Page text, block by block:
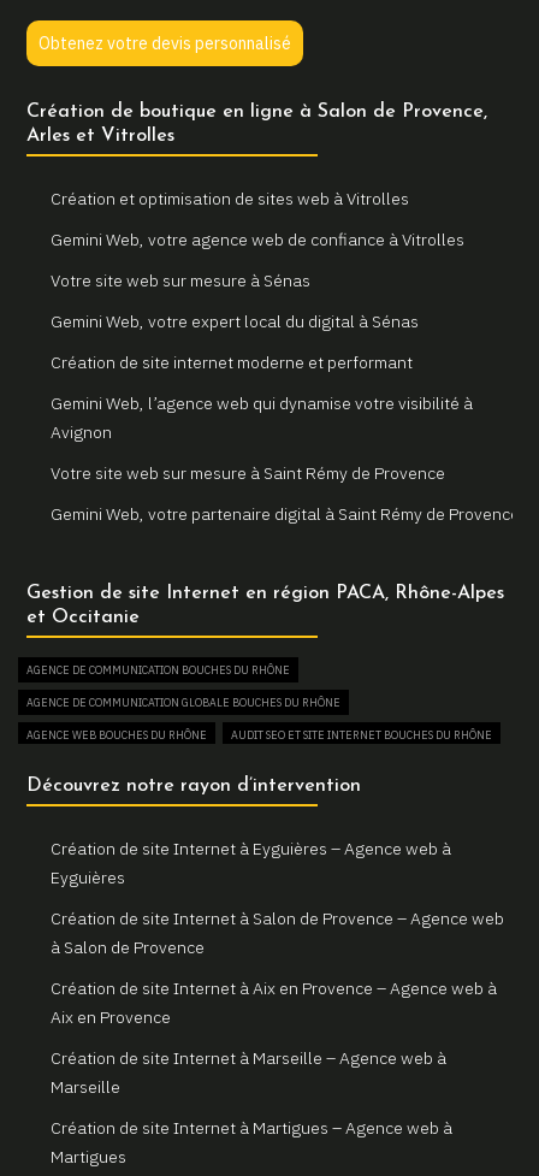
Obtenez votre devis personnalisé
Création de boutique en ligne à Salon de Provence,
Arles et Vitrolles
Création et optimisation de sites web à Vitrolles
Gemini Web, votre agence web de confiance à Vitrolles
Votre site web sur mesure à Sénas
Gemini Web, votre expert local du digital à Sénas
Création de site internet moderne et performant
Gemini Web, l’agence web qui dynamise votre visibilité à
Avignon
Votre site web sur mesure à Saint Rémy de Provence
Gemini Web, votre partenaire digital à Saint Rémy de Provence
Votre agence web locale Gemini Web à Arles
Création et refonte de sites internet à Martigues
Gemini Web, votre agence web à Martigues
Un site web sur mesure pour votre activité à Aix en Provence
Provence
Gestion de site Internet en région PACA, Rhône-Alpes
et Occitanie
AGENCE DE COMMUNICATION BOUCHES DU RHÔNE
AGENCE DE COMMUNICATION GLOBALE BOUCHES DU RHÔNE
AGENCE WEB BOUCHES DU RHÔNE AUDIT SEO ET SITE INTERNET BOUCHES DU RHÔNE
CRÉATEUR DE SITE WEB BOUCHES DU RHÔNE
CRÉATION DE SITE INTERNET BOUCHES DU RHÔNE
CRÉATION DE SITE INTERNET PAS CHER BOUCHES DU RHÔNE
CRÉATION DE SITE INTERNET POUR AGENCE IMMOBILIÈRE BOUCHES DU RHÔNE
CRÉATION DE SITE INTERNET POUR ARCHITECTE BOUCHES DU RHÔNE
CRÉATION DE SITE INTERNET POUR ARTISAN BOUCHES DU RHÔNE
Découvrez notre rayon d’intervention
Création de site Internet à Eyguières – Agence web à
Eyguières
Création de site Internet à Salon de Provence – Agence web
à Salon de Provence
Création de site Internet à Aix en Provence – Agence web à
Aix en Provence
Création de site Internet à Marseille – Agence web à
Marseille
Création de site Internet à Martigues – Agence web à
Martigues